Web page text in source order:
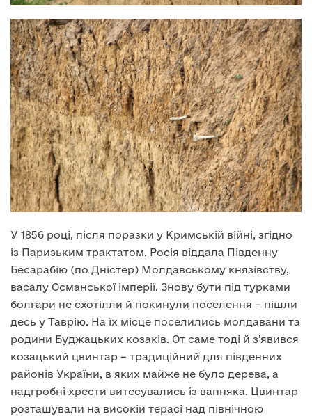
У 1856 році, після поразки у Кримській війні, згідно
із Паризьким трактатом, Росія віддала Південну
Бесарабію (по Дністер) Молдавському князівству,
васалу Османської імперії. Знову бути під турками
болгари не схотілли й покинули поселення – пішли
десь у Таврію. На їх місце поселились молдавани та
родини Буджацьких козаків. От саме тоді й з’явився
козацький цвинтар – традиційний для південних
районів України, в яких майже не було дерева, а
надгробні хрести витесувались із вапняка. Цвинтар
розташували на високій терасі над північною